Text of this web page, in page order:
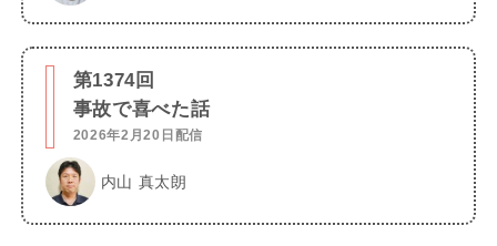
第1374回
事故で喜べた話
2026年2月20日配信
内山 真太朗